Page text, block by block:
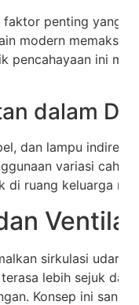
faktor penting yang
modern
pencahayaan ini
dalam
dan lampu indirect
variasi
di ruang keluarga
sirkulasi udara
lebih sejuk
Konsep ini